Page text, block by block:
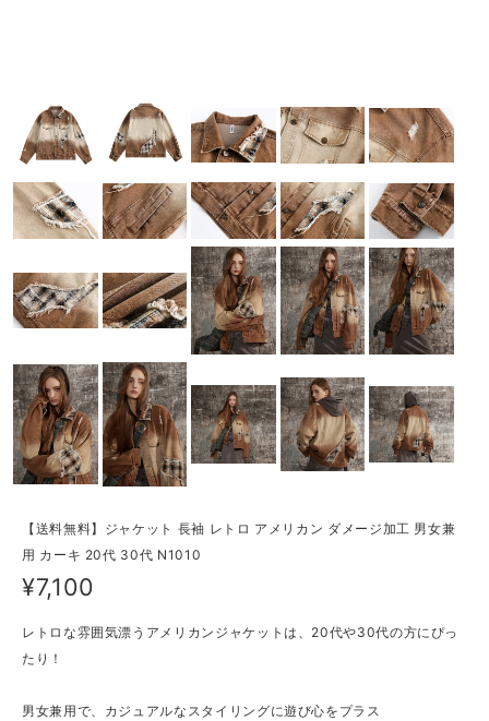
【送料無料】ジャケット 長袖 レトロ アメリカン ダメージ加工 男女兼
用 カーキ 20代 30代 N1010
¥7,100
レトロな雰囲気漂うアメリカンジャケットは、20代や30代の方にぴっ
たり！
男女兼用で、カジュアルなスタイリングに遊び心をプラス